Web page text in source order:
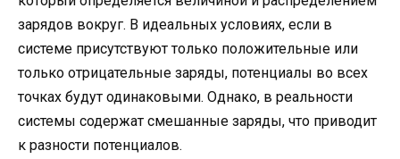
зарядов вокруг. В идеальных условиях, если в
системе присутствуют только положительные или
только отрицательные заряды, потенциалы во всех
точках будут одинаковыми. Однако, в реальности
системы содержат смешанные заряды, что приводит
к разности потенциалов.